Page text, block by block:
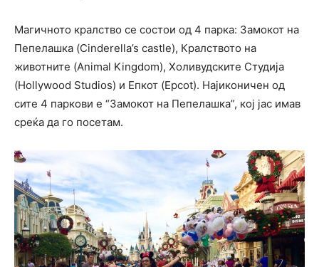
Магичното кралство се состои од 4 парка: Замокот на
Пепелашка (Cinderella’s castle), Кралството на
животните (Animal Kingdom), Холивудските Студија
(Hollywood Studios) и Епкот (Epcot). Најиконичен од
сите 4 паркови е “Замокот на Пепелашка”, кој јас имав
среќа да го посетам.